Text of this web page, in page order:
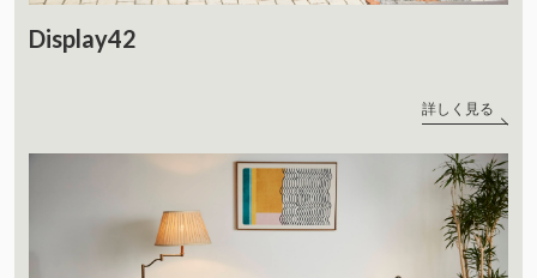
Display42
詳しく見る